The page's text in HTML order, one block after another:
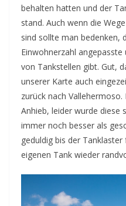
behalten hatten und der
stand. Auch wenn die
sind sollte man bedenken,
Einwohnerzahl
von Tankstellen gibt. Gut,
unserer Karte auch
zurück nach
Anhieb, leider wurde diese
immer noch besser als
geduldig bis der
eigenen Tank wieder